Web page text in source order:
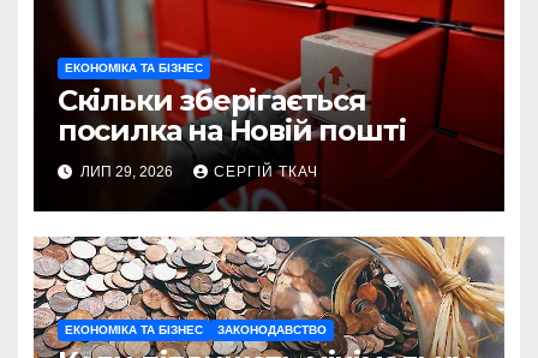
ЕКОНОМІКА ТА БІЗНЕС
Скільки зберігається
посилка на Новій пошті
ЛИП 29, 2026 СЕРГІЙ ТКАЧ
ЕКОНОМІКА ТА БІЗНЕС ЗАКОНОДАВСТВО